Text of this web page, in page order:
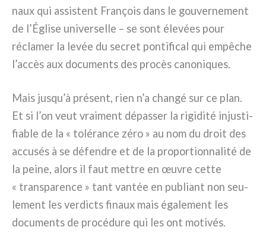
naux qui assi­stent François dans le gou­ver­ne­ment
de l’Église uni­ver­sel­le – se sont éle­vées pour
récla­mer la levée du secret pon­ti­fi­cal qui empê­che
l’accès aux docu­men­ts des pro­cès cano­ni­ques.
Mais jusqu’à pré­sent, rien n’a chan­gé sur ce plan.
Et si l’on veut vrai­ment dépas­ser la rigi­di­té inju­sti­
fia­ble de la « tolé­ran­ce zéro » au nom du droit des
accu­sés à se défen­dre et de la pro­por­tion­na­li­té de
la pei­ne, alors il faut met­tre en œuvre cet­te
« trans­pa­ren­ce » tant van­tée en publiant non seu­
le­ment les ver­dic­ts finaux mais éga­le­ment les
docu­men­ts de pro­cé­du­re qui les ont moti­vés.